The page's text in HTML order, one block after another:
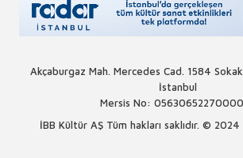
Akçaburgaz Mah. Mercedes Cad. 1584
İstanbul
Mersis No:
İBB Kültür AŞ Tüm hakları saklıdır. © 2024